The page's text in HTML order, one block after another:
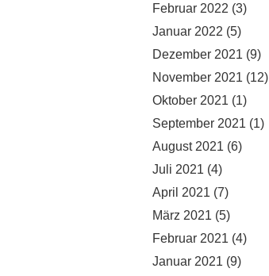
Februar 2022 (3)
Januar 2022 (5)
Dezember 2021 (9)
November 2021 (12)
Oktober 2021 (1)
September 2021 (1)
August 2021 (6)
Juli 2021 (4)
April 2021 (7)
März 2021 (5)
Februar 2021 (4)
Januar 2021 (9)